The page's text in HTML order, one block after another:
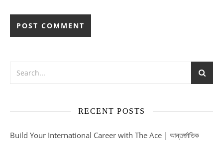
RECENT POSTS
Build Your International Career with The Ace | আন্তর্জাতিক